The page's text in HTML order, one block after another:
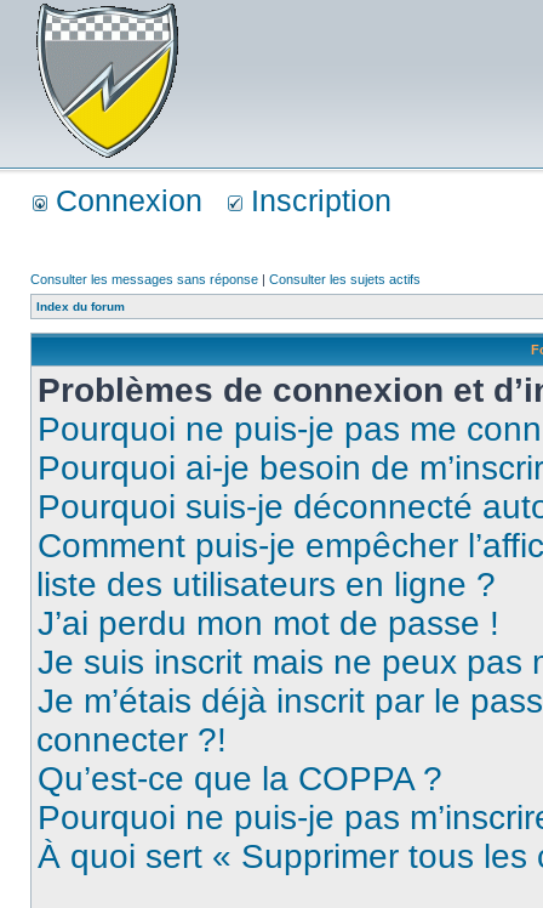
Connexion Inscription
Consulter les messages sans réponse | Consulter les sujets actifs
Index du forum
Problèmes de connexion et
Pourquoi ne puis-je pas me
Pourquoi ai-je besoin de
Pourquoi suis-je déconnecté
Comment puis-je empêcher
liste des utilisateurs en ligne ?
J’ai perdu mon mot de passe !
Je suis inscrit mais ne peux pas
Je m’étais déjà inscrit par le
connecter ?!
Qu’est-ce que la COPPA ?
Pourquoi ne puis-je pas
À quoi sert « Supprimer tous les